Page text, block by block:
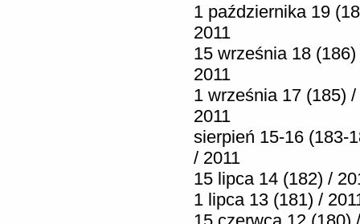
1 października 19
2011
15 września 18 (186)
2011
1 września 17 (185) /
2011
sierpień 15-16 (183-
/ 2011
15 lipca 14 (182) /
1 lipca 13 (181) /